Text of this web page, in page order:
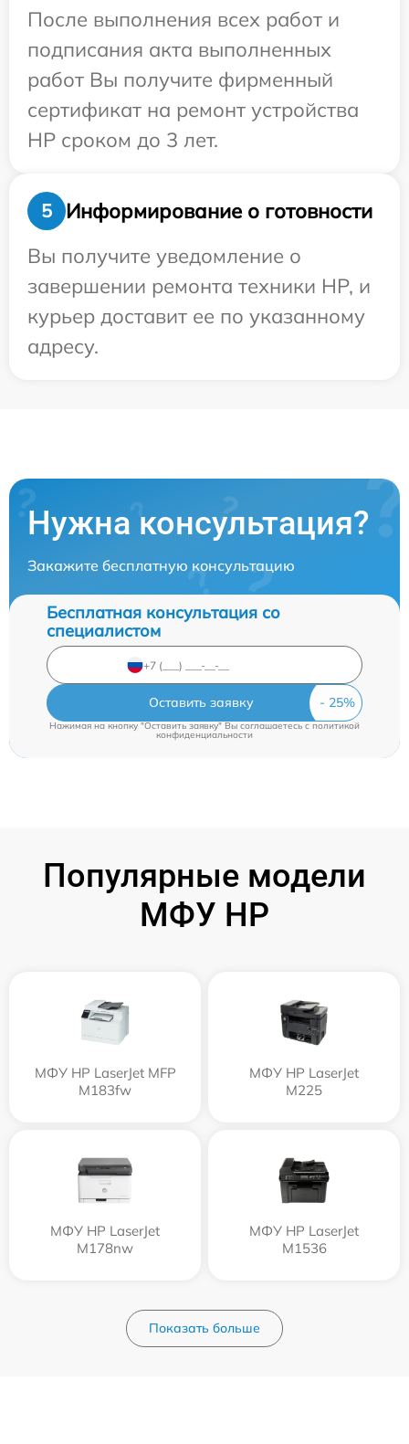
После выполнения всех работ и
подписания акта выполненных
работ Вы получите фирменный
сертификат на ремонт устройства
HP сроком до 3 лет.
5
Информирование о готовности
Вы получите уведомление о
завершении ремонта техники HP, и
курьер доставит ее по указанному
адресу.
Нужна консультация?
Закажите бесплатную консультацию
Бесплатная консультация со
специалистом
Оставить заявку
Нажимая на кнопку "Оставить заявку" Вы соглашаетесь cполитикой
конфиденциальности
Популярные модели
МФУ HP
МФУ HP LaserJet MFP
M183fw
МФУ HP LaserJet
M225
МФУ HP LaserJet
M178nw
МФУ HP LaserJet
M1536
Показать больше